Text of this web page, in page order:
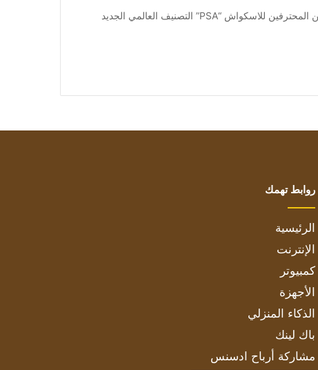
من صحيفة اشراق العالم 24:[ad_1] أعلنت رابطة اللاعبين المحترفين للاسكواش “PSA” التصنيف العالمي الجديد
روابط تهمك
الرئيسية
الإنترنت
كمبيوتر
الأجهزة
الذكاء المنزلي
باك لينك
مشاركة أرباح ادسنس